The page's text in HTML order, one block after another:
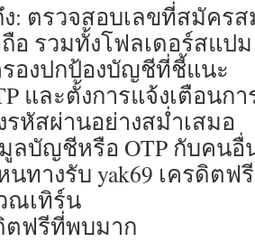
ง: ตรวจสอบเลขที่สมัค
อ รวมทั้งโฟลเดอร์สแปม
องปกป้องบัญชีที่ชี้แนะ
และตั้งการแจ้งเตือนก
รหัสผ่านอย่างสม่ำเสมอ
ลบัญชีหรือ OTP กับคนอื่
ทางรับ yak69 เครดิต
ณเทิร์น
ตฟรีที่พบมาก